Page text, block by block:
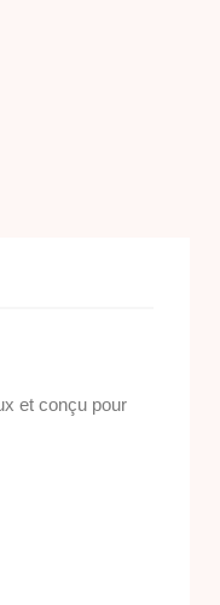
et conçu pour